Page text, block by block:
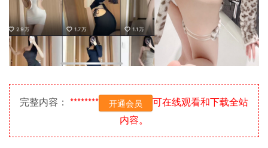
完整内容： ******** 开通会员
可在线观看和下载全站
内容。